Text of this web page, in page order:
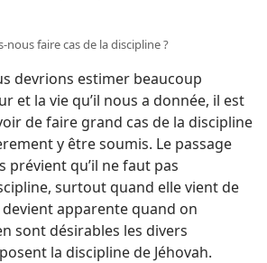
faire cas de la discipline ?
devrions estimer beaucoup
et la vie qu’il nous a donnée, il est
de faire grand cas de la discipline
y être soumis. Le passage
prévient qu’il ne faut pas
surtout quand elle vient de
devient apparente quand on
sont désirables les divers
la discipline de Jéhovah.